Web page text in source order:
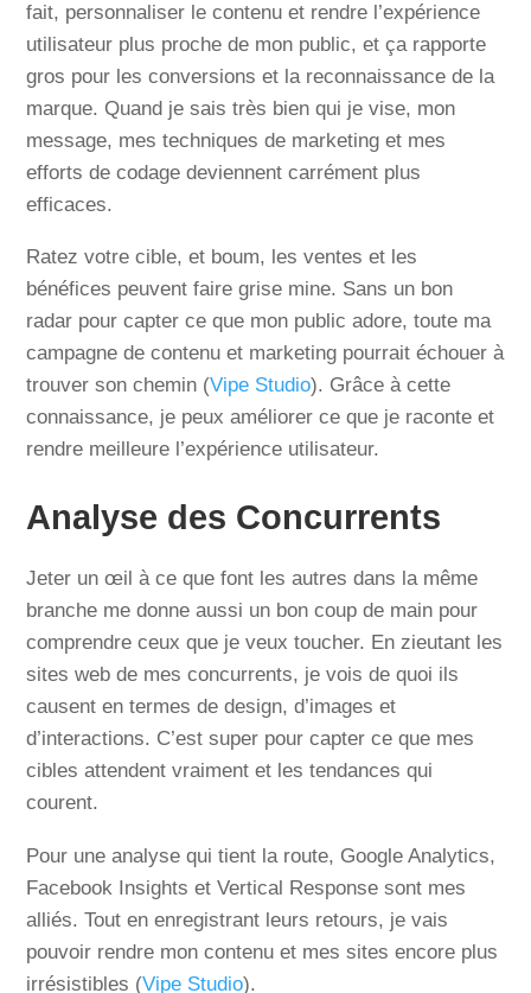
fait, personnaliser le contenu et rendre l’expérience
utilisateur plus proche de mon public, et ça rapporte
gros pour les conversions et la reconnaissance de la
marque. Quand je sais très bien qui je vise, mon
message, mes techniques de marketing et mes
efforts de codage deviennent carrément plus
efficaces.
Ratez votre cible, et boum, les ventes et les
bénéfices peuvent faire grise mine. Sans un bon
radar pour capter ce que mon public adore, toute ma
campagne de contenu et marketing pourrait échouer à
trouver son chemin (Vipe Studio). Grâce à cette
connaissance, je peux améliorer ce que je raconte et
rendre meilleure l’expérience utilisateur.
Analyse des Concurrents
Jeter un œil à ce que font les autres dans la même
branche me donne aussi un bon coup de main pour
comprendre ceux que je veux toucher. En zieutant les
sites web de mes concurrents, je vois de quoi ils
causent en termes de design, d’images et
d’interactions. C’est super pour capter ce que mes
cibles attendent vraiment et les tendances qui
courent.
Pour une analyse qui tient la route, Google Analytics,
Facebook Insights et Vertical Response sont mes
alliés. Tout en enregistrant leurs retours, je vais
pouvoir rendre mon contenu et mes sites encore plus
irrésistibles (Vipe Studio).